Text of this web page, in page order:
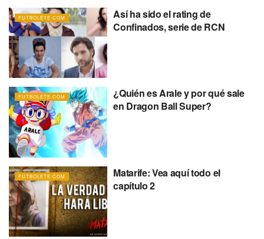
FUTBOLETE.COM
Así ha sido el rating de
Confinados, serie de RCN
FUTBOLETE.COM
¿Quién es Arale y por qué sale
en Dragon Ball Super?
FUTBOLETE.COM
Matarife: Vea aquí todo el
capítulo 2